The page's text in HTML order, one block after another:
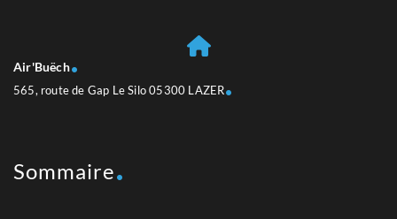
Air'Buëch
565, route de Gap Le Silo 05300 LAZER
Sommaire